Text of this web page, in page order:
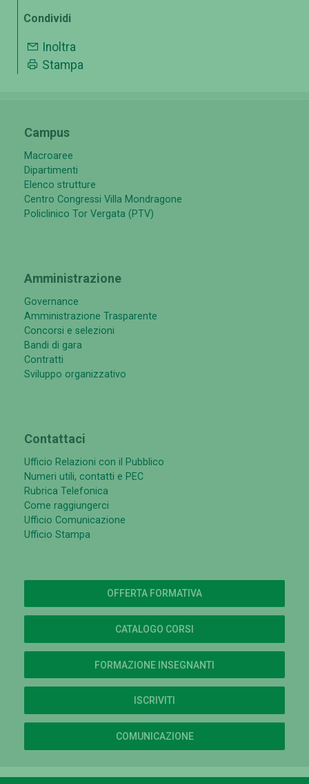
Condividi
Inoltra
Stampa
Campus
Macroaree
Dipartimenti
Elenco strutture
Centro Congressi Villa Mondragone
Policlinico Tor Vergata (PTV)
Amministrazione
Governance
Amministrazione Trasparente
Concorsi e selezioni
Bandi di gara
Contratti
Sviluppo organizzativo
Contattaci
Ufficio Relazioni con il Pubblico
Numeri utili, contatti e PEC
Rubrica Telefonica
Come raggiungerci
Ufficio Comunicazione
Ufficio Stampa
OFFERTA FORMATIVA
CATALOGO CORSI
FORMAZIONE INSEGNANTI
ISCRIVITI
COMUNICAZIONE